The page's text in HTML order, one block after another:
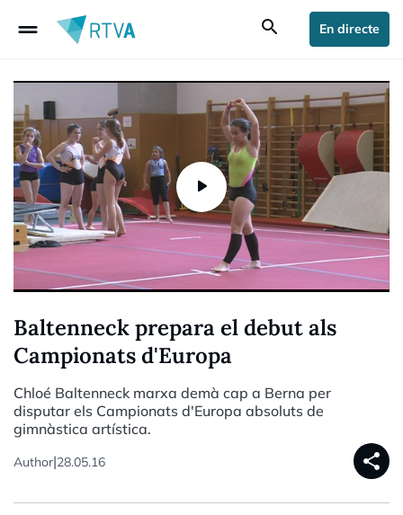
drag_handle search En directe
Baltenneck prepara el debut als
Campionats d'Europa
Chloé Baltenneck marxa demà cap a Berna per
disputar els Campionats d'Europa absoluts de
gimnàstica artística.
Author|28.05.16 share